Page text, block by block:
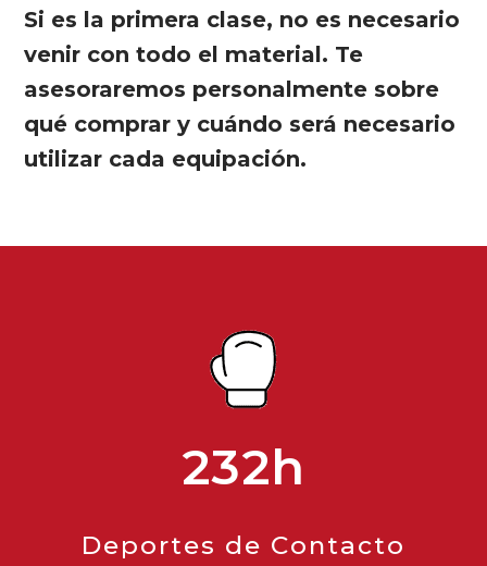
Si es la primera clase, no es necesario
venir con todo el material. Te
asesoraremos personalmente sobre
qué comprar y cuándo será necesario
utilizar cada equipación.
232h
Deportes de Contacto